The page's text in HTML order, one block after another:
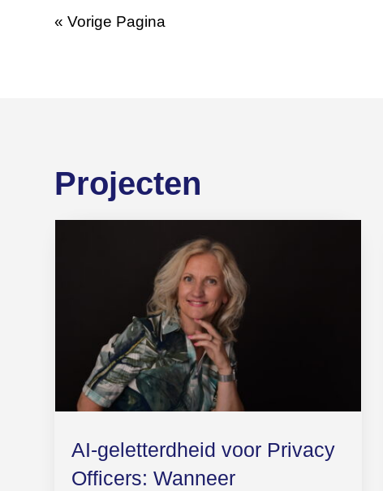
« Vorige Pagina
Projecten
AI-geletterdheid voor Privacy
Officers: Wanneer